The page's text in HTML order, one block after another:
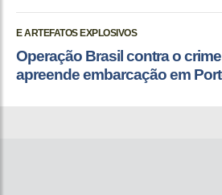
E ARTEFATOS EXPLOSIVOS
Operação Brasil contra o
apreende embarcação em